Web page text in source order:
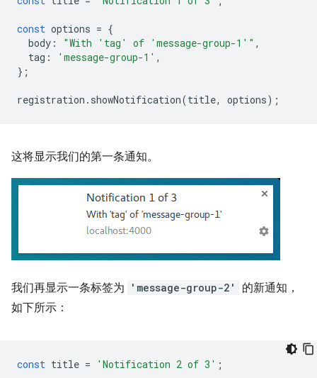
const options = {
body : "With 'tag' of 'message-group-1'" ,
tag : 'message-group-1' ,
};
registration . showNotification(title, options);
这将显示我们的第一条通知。
我们再显示一条标签为 'message-group-2'
的新通知，
如下所示：
const title = 'Notification 2 of 3' ;